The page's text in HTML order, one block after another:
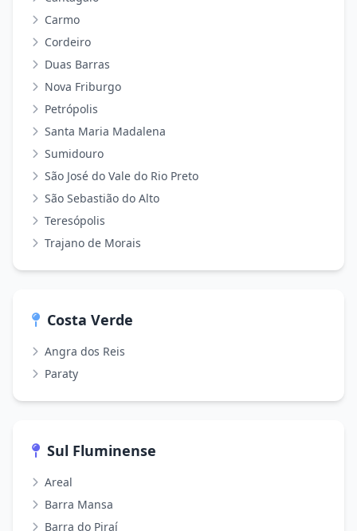
Carmo
Cordeiro
Duas Barras
Nova Friburgo
Petrópolis
Santa Maria Madalena
Sumidouro
São José do Vale do Rio Preto
São Sebastião do Alto
Teresópolis
Trajano de Morais
Costa Verde
Angra dos Reis
Paraty
Sul Fluminense
Areal
Barra Mansa
Barra do Piraí